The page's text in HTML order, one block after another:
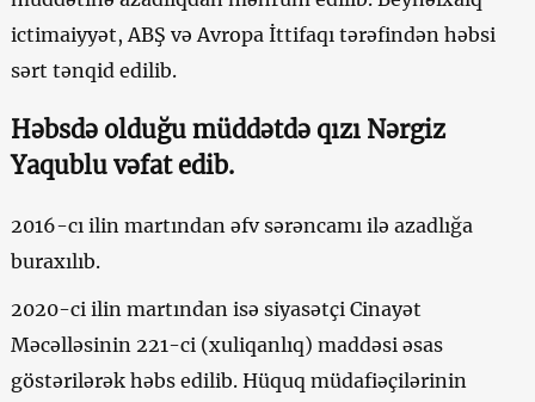
ictimaiyyət, ABŞ və Avropa İttifaqı tərəfindən həbsi
sərt tənqid edilib.
Həbsdə olduğu müddətdə qızı Nərgiz
Yaqublu vəfat edib.
2016-cı ilin martından əfv sərəncamı ilə azadlığa
buraxılıb.
2020-ci ilin martından isə siyasətçi Cinayət
Məcəlləsinin 221-ci (xuliqanlıq) maddəsi əsas
göstərilərək həbs edilib. Hüquq müdafiəçilərinin